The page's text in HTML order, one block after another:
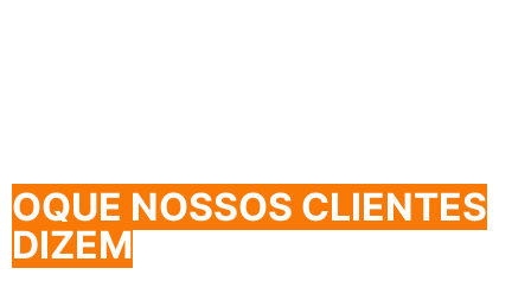
OQUE NOSSOS CLIENTES
DIZEM